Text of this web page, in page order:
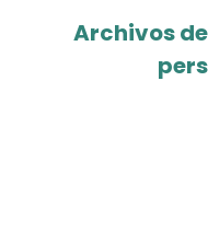
Archivos